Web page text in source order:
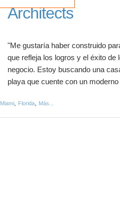
Architects
"Me gustaría haber construido
que refleja los logros y el éxito de
negocio. Estoy buscando una
playa que cuente con un
Miami, Florida, Más...